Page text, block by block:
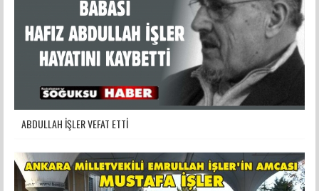
ABDULLAH İŞLER VEFAT ETTİ